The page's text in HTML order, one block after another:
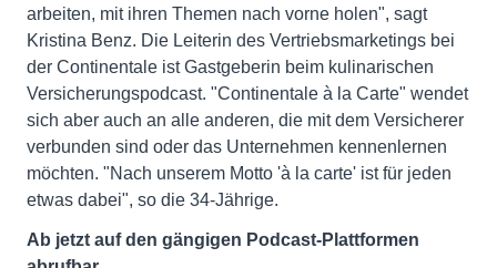
arbeiten, mit ihren Themen nach vorne holen", sagt
Kristina Benz. Die Leiterin des Vertriebsmarketings bei
der Continentale ist Gastgeberin beim kulinarischen
Versicherungspodcast. "Continentale à la Carte" wendet
sich aber auch an alle anderen, die mit dem Versicherer
verbunden sind oder das Unternehmen kennenlernen
möchten. "Nach unserem Motto 'à la carte' ist für jeden
etwas dabei", so die 34-Jährige.
Ab jetzt auf den gängigen Podcast-Plattformen